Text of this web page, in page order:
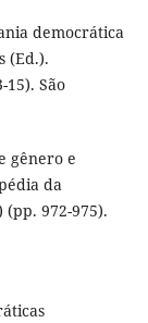
democrática
(Ed.).
São
gênero e
da
972-975).